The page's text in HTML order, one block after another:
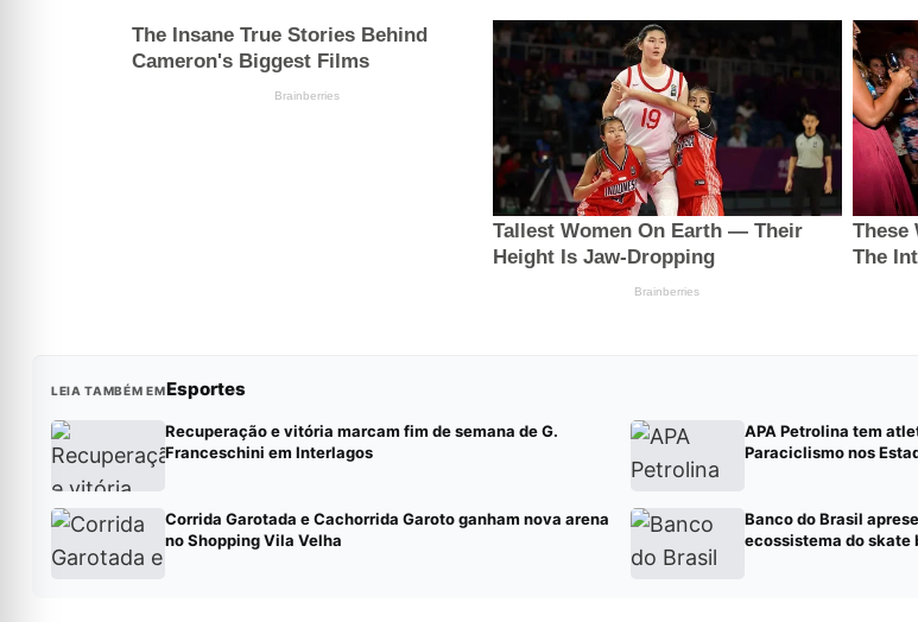
LEIA TAMBÉM EMEsportes
Recuperação e vitória marcam fim de semana de G.
Franceschini em Interlagos
APA Petrolina tem
Paraciclismo nos
Corrida Garotada e Cachorrida Garoto ganham nova arena
no Shopping Vila Velha
Banco do Brasil
ecossistema do skate